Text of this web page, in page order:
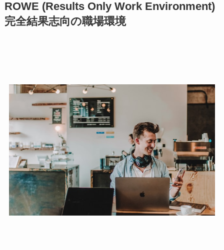
ROWE (Results Only Work Environment)
完全結果志向の職場環境